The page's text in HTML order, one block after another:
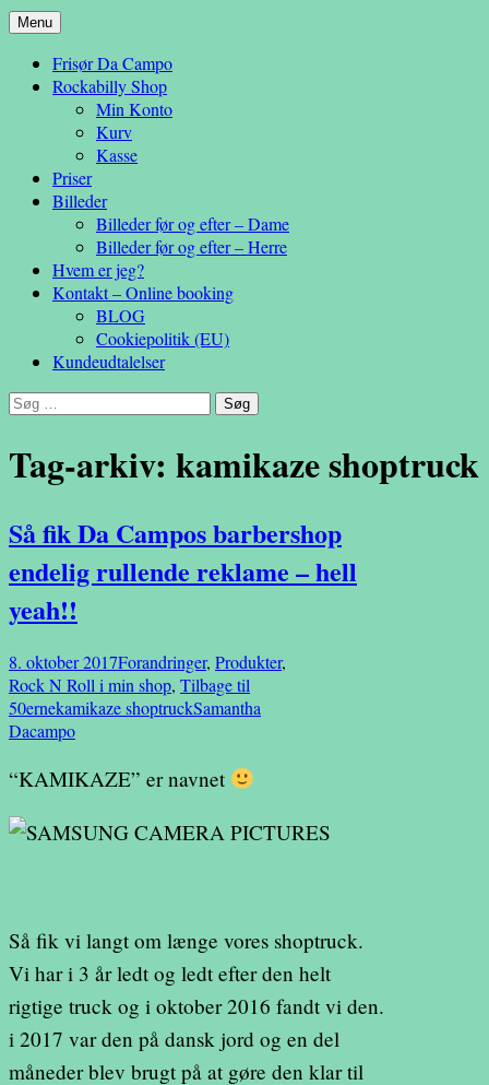
Da Campo
– en anderledes frisøroplevelse
Menu Hop
indhold
Frisør Da Campo
Rockabilly Shop
Min Konto
Kurv
Kasse
Priser
Billeder
Billeder før og efter – Dame
Billeder før og efter – Herre
Hvem er jeg?
Kontakt – Online booking
BLOG
Cookiepolitik (EU)
Kundeudtalelser
Søg
Tag-arkiv: kamikaze shoptruck
Så fik Da Campos barbershop
endelig rullende reklame – hell
yeah!!
8. oktober 2017Forandringer, Produkter,
Rock N Roll i min shop, Tilbage til
50ernekamikaze shoptruckSamantha
Dacampo
“KAMIKAZE” er navnet
Så fik vi langt om længe vores shoptruck.
Vi har i 3 år ledt og ledt efter den helt
rigtige truck og i oktober 2016 fandt vi den.
i 2017 var den på dansk jord og en del
måneder blev brugt på at gøre den klar til